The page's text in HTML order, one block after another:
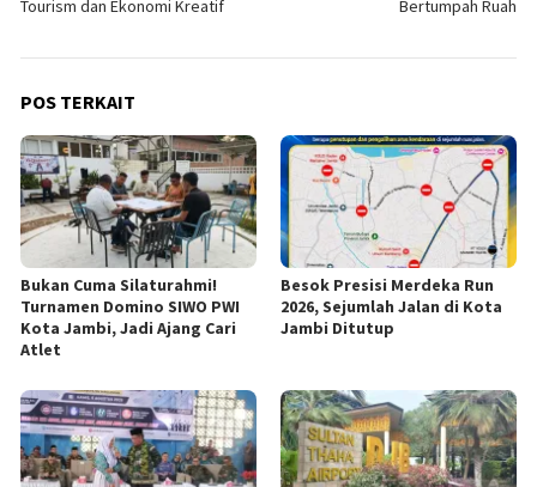
Tourism dan Ekonomi Kreatif Bertumpah Ruah
POS TERKAIT
Bukan Cuma Silaturahmi!
Turnamen Domino SIWO PWI
Kota Jambi, Jadi Ajang Cari
Atlet
Besok Presisi Merdeka Run
2026, Sejumlah Jalan di Kota
Jambi Ditutup